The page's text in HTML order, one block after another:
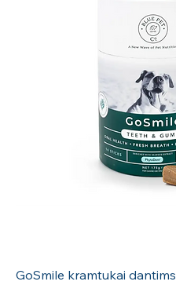
GoSmile kramtukai dantims